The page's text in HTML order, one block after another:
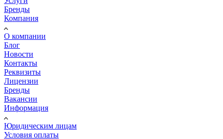
Бренды
Компания
О компании
Блог
Новости
Контакты
Реквизиты
Лицензии
Бренды
Вакансии
Информация
Юридическим лицам
Условия оплаты